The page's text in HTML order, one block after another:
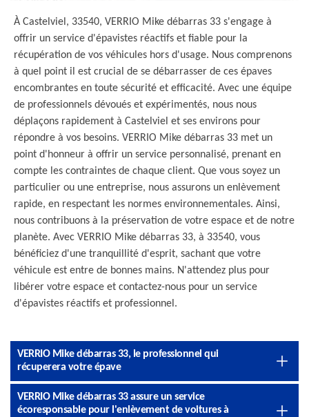
À Castelviel, 33540, VERRIO Mike débarras 33 s'engage à
offrir un service d'épavistes réactifs et fiable pour la
récupération de vos véhicules hors d'usage. Nous comprenons
à quel point il est crucial de se débarrasser de ces épaves
encombrantes en toute sécurité et efficacité. Avec une équipe
de professionnels dévoués et expérimentés, nous nous
déplaçons rapidement à Castelviel et ses environs pour
répondre à vos besoins. VERRIO Mike débarras 33 met un
point d'honneur à offrir un service personnalisé, prenant en
compte les contraintes de chaque client. Que vous soyez un
particulier ou une entreprise, nous assurons un enlèvement
rapide, en respectant les normes environnementales. Ainsi,
nous contribuons à la préservation de votre espace et de notre
planète. Avec VERRIO Mike débarras 33, à 33540, vous
bénéficiez d'une tranquillité d'esprit, sachant que votre
véhicule est entre de bonnes mains. N'attendez plus pour
libérer votre espace et contactez-nous pour un service
d'épavistes réactifs et professionnel.
VERRIO Mike débarras 33, le professionnel qui
récuperera votre épave
VERRIO Mike débarras 33 assure un service
écoresponsable pour l'enlèvement de voitures à